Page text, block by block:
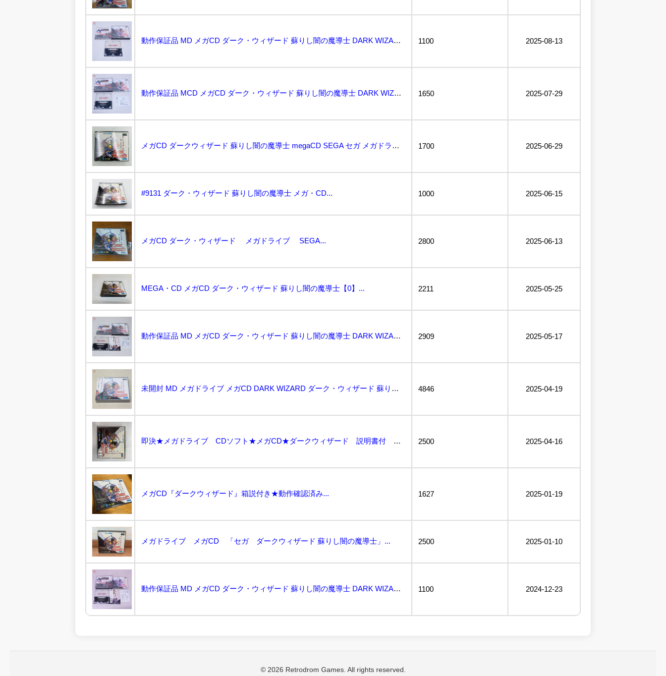
動作保証品 MD メガCD ダーク・ウィザード 蘇りし闇の魔導士 DARK WIZARD セガ SE... 1100 2025-08-13
動作保証品 MCD メガCD ダーク・ウィザード 蘇りし闇の魔導士 DARK WIZARD セガ S... 1650 2025-07-29
メガCD ダークウィザード 蘇りし闇の魔導士 megaCD SEGA セガ メガドライブ箱 説明書付... 1700 2025-06-29
#9131 ダーク・ウィザード 蘇りし闇の魔導士 メガ・CD... 1000 2025-06-15
メガCD ダーク・ウィザード メガドライブ SEGA... 2800 2025-06-13
MEGA・CD メガCD ダーク・ウィザード 蘇りし闇の魔導士【0】... 2211 2025-05-25
動作保証品 MD メガCD ダーク・ウィザード 蘇りし闇の魔導士 DARK WIZARD セガ SE... 2909 2025-05-17
未開封 MD メガドライブ メガCD DARK WIZARD ダーク・ウィザード 蘇りし闇の魔導士 ... 4846 2025-04-19
即決★メガドライブ CDソフト★メガCD★ダークウィザード 説明書付 ①... 2500 2025-04-16
メガCD『ダークウィザード』箱説付き★動作確認済み... 1627 2025-01-19
メガドライブ メガCD 「セガ ダークウィザード 蘇りし闇の魔導士」... 2500 2025-01-10
動作保証品 MD メガCD ダーク・ウィザード 蘇りし闇の魔導士 DARK WIZARD セガ SE... 1100 2024-12-23
© 2026 Retrodrom Games. All rights reserved.